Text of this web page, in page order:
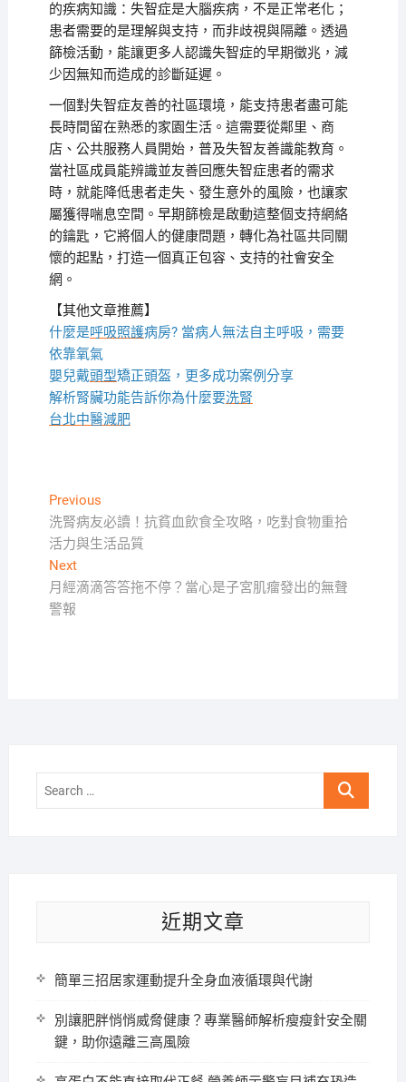
的疾病知識：失智症是大腦疾病，不是正常老化；
患者需要的是理解與支持，而非歧視與隔離。透過
篩檢活動，能讓更多人認識失智症的早期徵兆，減
少因無知而造成的診斷延遲。
一個對失智症友善的社區環境，能支持患者盡可能
長時間留在熟悉的家園生活。這需要從鄰里、商
店、公共服務人員開始，普及失智友善識能教育。
當社區成員能辨識並友善回應失智症患者的需求
時，就能降低患者走失、發生意外的風險，也讓家
屬獲得喘息空間。早期篩檢是啟動這整個支持網絡
的鑰匙，它將個人的健康問題，轉化為社區共同關
懷的起點，打造一個真正包容、支持的社會安全
網。
【其他文章推薦】
什麼是呼吸照護病房? 當病人無法自主呼吸，需要
依靠氧氣
嬰兒戴頭型矯正頭盔，更多成功案例分享
解析腎臟功能告訴你為什麼要洗腎
台北中醫減肥
文
章
導
覽
PreviousPrevious
post:
洗腎病友必讀！抗貧血飲食全攻略，吃對食物重拾
活力與生活品質
NextNext
post:
月經滴滴答答拖不停？當心是子宮肌瘤發出的無聲
警報
Search
近期文章
簡單三招居家運動提升全身血液循環與代謝
別讓肥胖悄悄威脅健康？專業醫師解析瘦瘦針安全關
鍵，助你遠離三高風險